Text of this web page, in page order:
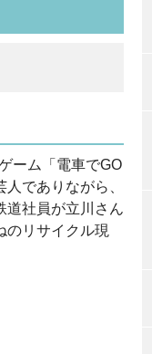
ーム「電車でGO
でありながら、
道社員が立川さん
のリサイクル現